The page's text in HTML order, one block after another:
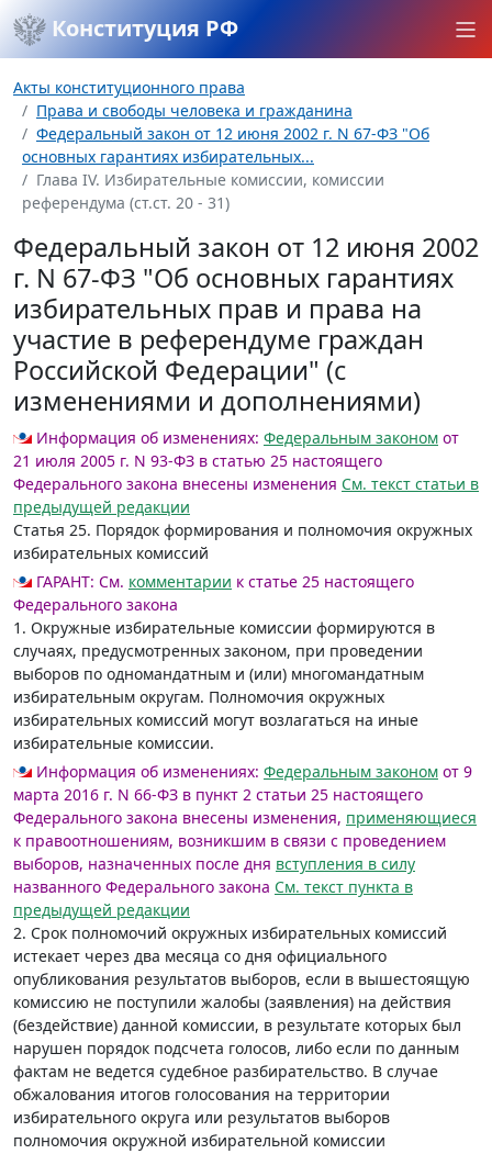
Конституция РФ
Акты конституционного права
Права и свободы человека и гражданина
Федеральный закон от 12 июня 2002 г. N 67-ФЗ "Об
основных гарантиях избирательных...
Глава IV. Избирательные комиссии, комиссии
референдума (ст.ст. 20 - 31)
Федеральный закон от 12 июня 2002
г. N 67-ФЗ "Об основных гарантиях
избирательных прав и права на
участие в референдуме граждан
Российской Федерации" (с
изменениями и дополнениями)
Информация об изменениях: Федеральным законом от
21 июля 2005 г. N 93-ФЗ в статью 25 настоящего
Федерального закона внесены изменения См. текст статьи в
предыдущей редакции
Статья 25. Порядок формирования и полномочия окружных
избирательных комиссий
ГАРАНТ: См. комментарии к статье 25 настоящего
Федерального закона
1. Окружные избирательные комиссии формируются в
случаях, предусмотренных законом, при проведении
выборов по одномандатным и (или) многомандатным
избирательным округам. Полномочия окружных
избирательных комиссий могут возлагаться на иные
избирательные комиссии.
Информация об изменениях: Федеральным законом от 9
марта 2016 г. N 66-ФЗ в пункт 2 статьи 25 настоящего
Федерального закона внесены изменения, применяющиеся
к правоотношениям, возникшим в связи с проведением
выборов, назначенных после дня вступления в силу
названного Федерального закона См. текст пункта в
предыдущей редакции
2. Срок полномочий окружных избирательных комиссий
истекает через два месяца со дня официального
опубликования результатов выборов, если в вышестоящую
комиссию не поступили жалобы (заявления) на действия
(бездействие) данной комиссии, в результате которых был
нарушен порядок подсчета голосов, либо если по данным
фактам не ведется судебное разбирательство. В случае
обжалования итогов голосования на территории
избирательного округа или результатов выборов
полномочия окружной избирательной комиссии